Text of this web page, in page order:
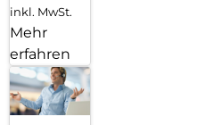
inkl. MwSt.
Mehr
erfahren